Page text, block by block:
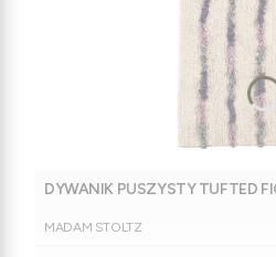
DYWANIK PUSZYSTY TUFTED
PRODUCENT
MADAM STOLTZ